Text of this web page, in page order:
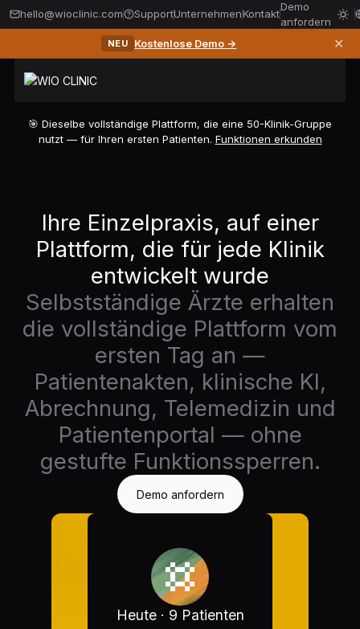
hello@wioclinic.com SupportUnternehmenKontakt
Demo
anfordern
NEU Kostenlose Demo → ✕
🎯 Dieselbe vollständige Plattform, die eine 50-Klinik-Gruppe
nutzt — für Ihren ersten Patienten. Funktionen erkunden
Ihre Einzelpraxis, auf einer
Plattform, die für jede Klinik
entwickelt wurde
Selbstständige Ärzte erhalten
die vollständige Plattform vom
ersten Tag an —
Patientenakten, klinische KI,
Abrechnung, Telemedizin und
Patientenportal — ohne
gestufte Funktionssperren.
Demo anfordern
Heute · 9 Patienten